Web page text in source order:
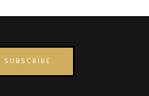
SUBSCRIBE